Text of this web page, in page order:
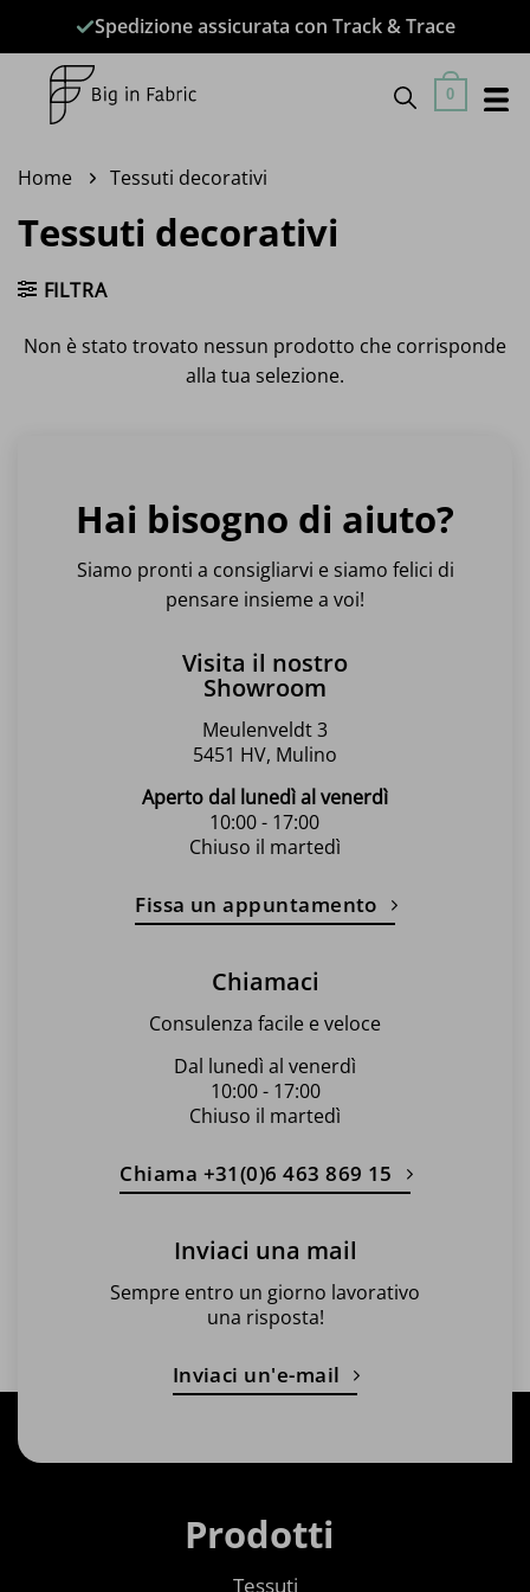
contenuti
Spedizione assicurata con Track & Trace
0
Home Tessuti decorativi
Tessuti decorativi
FILTRA
Non è stato trovato nessun prodotto che corrisponde
alla tua selezione.
Hai bisogno di aiuto?
Siamo pronti a consigliarvi e siamo felici di
pensare insieme a voi!
Visita il nostro
Showroom
Meulenveldt 3
5451 HV, Mulino
Aperto dal lunedì al venerdì
10:00 - 17:00
Chiuso il martedì
Fissa un appuntamento
Chiamaci
Consulenza facile e veloce
Dal lunedì al venerdì
10:00 - 17:00
Chiuso il martedì
Chiama +31(0)6 463 869 15
Inviaci una mail
Sempre entro un giorno lavorativo
una risposta!
Inviaci un'e-mail
Prodotti
Tessuti